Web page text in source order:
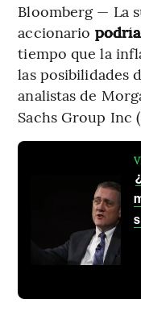
Bloomberg — La
accionario
tiempo que la
las posibilidades
analistas de
Sachs Group Inc (